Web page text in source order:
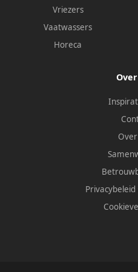
Vriezers
Vaatwassers
Horeca
Privacybeleid